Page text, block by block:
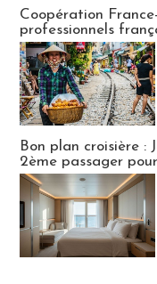
Coopération
professionnels
Bon plan croisière :
2ème passager